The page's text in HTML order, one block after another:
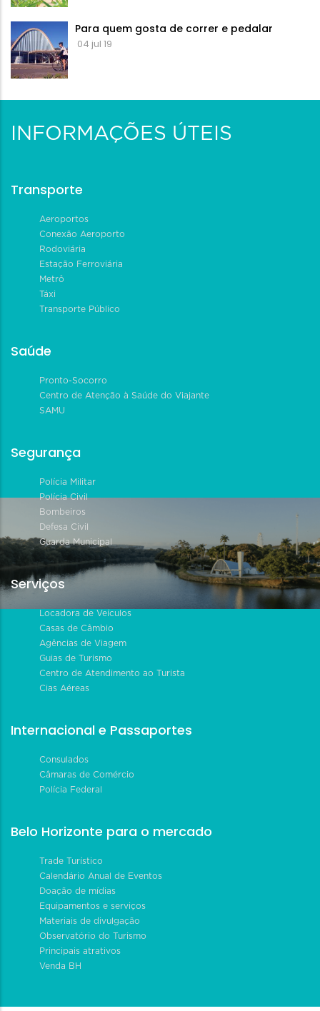
Para quem gosta de correr e pedalar
04 jul 19
INFORMAÇÕES ÚTEIS
Transporte
Aeroportos
Conexão Aeroporto
Rodoviária
Estação Ferroviária
Metrô
Táxi
Transporte Público
Saúde
Pronto-Socorro
Centro de Atenção à Saúde do Viajante
SAMU
Segurança
Polícia Militar
Polícia Civil
Bombeiros
Defesa Civil
Guarda Municipal
Serviços
Locadora de Veículos
Casas de Câmbio
Agências de Viagem
Guias de Turismo
Centro de Atendimento ao Turista
Cias Aéreas
Internacional e Passaportes
Consulados
Câmaras de Comércio
Polícia Federal
Belo Horizonte para o mercado
Trade Turístico
Calendário Anual de Eventos
Doação de mídias
Equipamentos e serviços
Materiais de divulgação
Observatório do Turismo
Principais atrativos
Venda BH